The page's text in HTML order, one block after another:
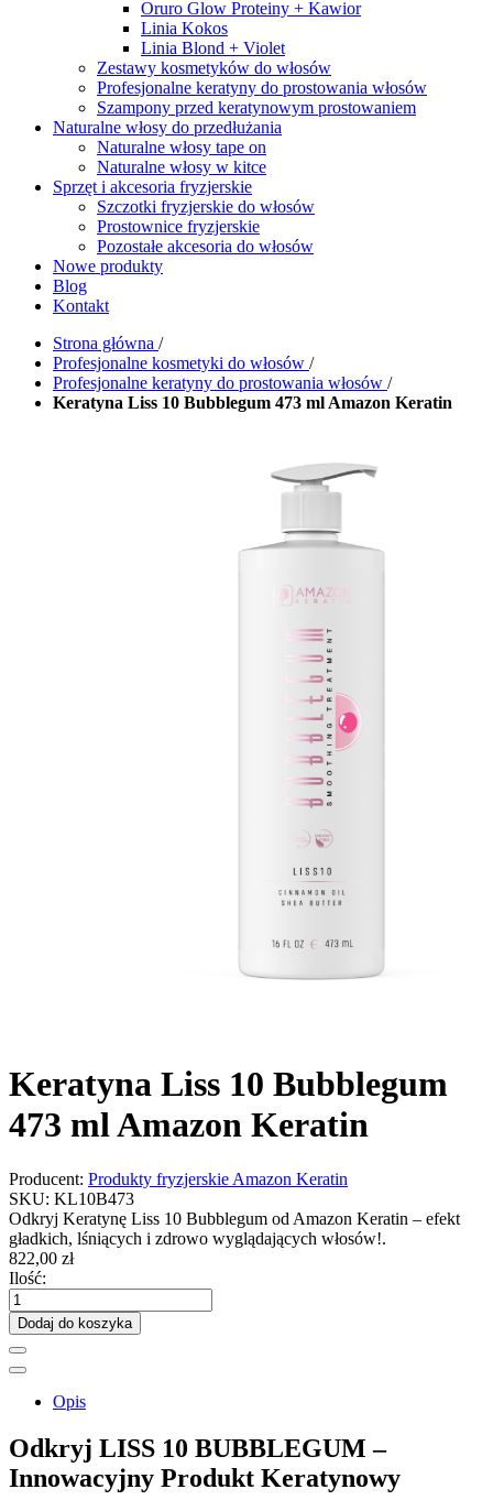
Oruro Glow Proteiny + Kawior
Linia Kokos
Linia Blond + Violet
Zestawy kosmetyków do włosów
Profesjonalne keratyny do prostowania włosów
Szampony przed keratynowym prostowaniem
Naturalne włosy do przedłużania
Naturalne włosy tape on
Naturalne włosy w kitce
Sprzęt i akcesoria fryzjerskie
Szczotki fryzjerskie do włosów
Prostownice fryzjerskie
Pozostałe akcesoria do włosów
Nowe produkty
Blog
Kontakt
Strona główna /
Profesjonalne kosmetyki do włosów /
Profesjonalne keratyny do prostowania włosów /
Keratyna Liss 10 Bubblegum 473 ml Amazon Keratin
Keratyna Liss 10 Bubblegum
473 ml Amazon Keratin
Producent: Produkty fryzjerskie Amazon Keratin
SKU: KL10B473
Odkryj Keratynę Liss 10 Bubblegum od Amazon Keratin – efekt
gładkich, lśniących i zdrowo wyglądających włosów!.
822,00 zł
Ilość:
Dodaj do koszyka
Opis
Odkryj LISS 10 BUBBLEGUM –
Innowacyjny Produkt Keratynowy